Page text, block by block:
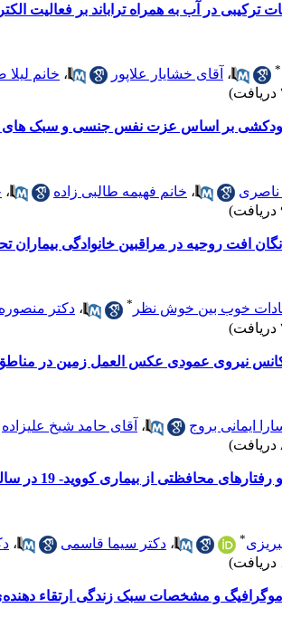
ترکیبی در آب به همراه تراباند بر فعالیت
* ، آقای خشایار علاپور ، خانم
خودکشی بر اساس عزت نفس جنسی و سبک های
ناصری ، خانم فهیمه طالبی زاده ،
افت روحیه در مراقبین خانوادگی بیماران
خوب بین خوش نظر * ، دکتر
نیروی عمودی عکس العمل زمین در مناطق
ایمانی بروج ، آقای حامد شیخ علیزاده
بیماری کووید- 19 در سالمندان مراجعه کننده به کلینیک شفا گچساران در سال 1402
* ، دکتر سیما قاسمی ،
و مشخصات سبک زندگی ارتقاء